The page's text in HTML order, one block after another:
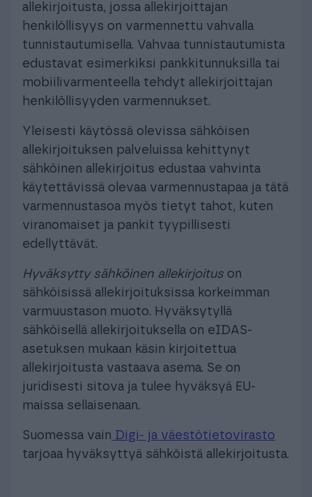
allekirjoitusta, jossa allekirjoittajan
henkilöllisyys on varmennettu vahvalla
tunnistautumisella. Vahvaa tunnistautumista
edustavat esimerkiksi pankkitunnuksilla tai
mobiilivarmenteella tehdyt allekirjoittajan
henkilöllisyyden varmennukset.
Yleisesti käytössä olevissa sähköisen
allekirjoituksen palveluissa kehittynyt
sähköinen allekirjoitus edustaa vahvinta
käytettävissä olevaa varmennustapaa ja tätä
varmennustasoa myös tietyt tahot, kuten
viranomaiset ja pankit tyypillisesti
edellyttävät.
Hyväksytty sähköinen allekirjoitus on
sähköisissä allekirjoituksissa korkeimman
varmuustason muoto. Hyväksytyllä
sähköisellä allekirjoituksella on eIDAS-
asetuksen mukaan käsin kirjoitettua
allekirjoitusta vastaava asema. Se on
juridisesti sitova ja tulee hyväksyä EU-
maissa sellaisenaan.
Suomessa vain Digi- ja väestötietovirasto
tarjoaa hyväksyttyä sähköistä allekirjoitusta.